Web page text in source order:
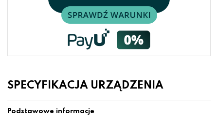
SPECYFIKACJA URZĄDZENIA
Podstawowe informacje